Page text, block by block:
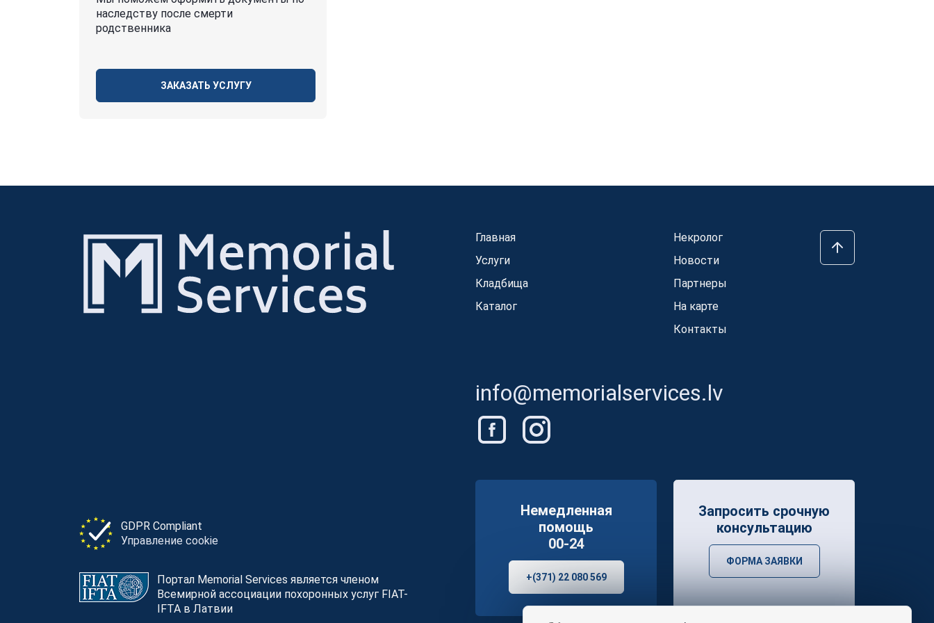
наследству после смерти
родственника
ЗАКАЗАТЬ УСЛУГУ
Главная
Услуги
Кладбища
Каталог
Некролог
Новости
Партнеры
На карте
Контакты
info@memorialservices.lv
GDPR Compliant
Управление cookie
Портал Memorial Services является членом
Всемирной ассоциации похоронных услуг FIAT-
IFTA в Латвии
Немедленная
помощь
00-24
+(371) 22 080 569
Запросить срочную
консультацию
ФОРМА ЗАЯВКИ